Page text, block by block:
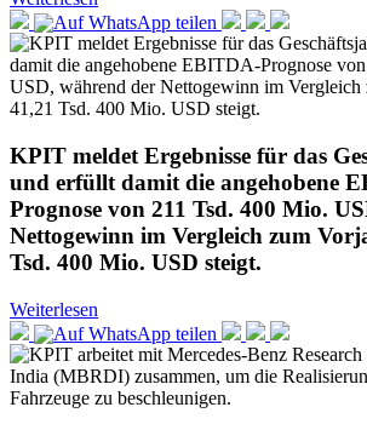
KPIT meldet Ergebnisse für das
und erfüllt damit die angehobene
Prognose von 211 Tsd. 400 Mio.
Nettogewinn im Vergleich zum
Tsd. 400 Mio. USD steigt.
Weiterlesen